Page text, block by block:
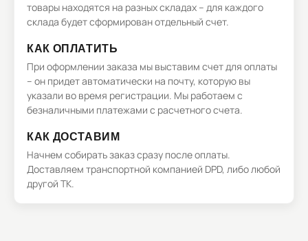
товары находятся на разных складах – для каждого
склада будет сформирован отдельный счет.
КАК ОПЛАТИТЬ
При оформлении заказа мы выставим счет для оплаты
– он придет автоматически на почту, которую вы
указали во время регистрации. Мы работаем с
безналичными платежами с расчетного счета.
КАК ДОСТАВИМ
Начнем собирать заказ сразу после оплаты.
Доставляем транспортной компанией DPD, либо любой
другой ТК.